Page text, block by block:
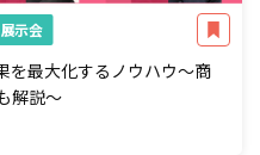
展示会
を最大化するノウハウ～商
解説～